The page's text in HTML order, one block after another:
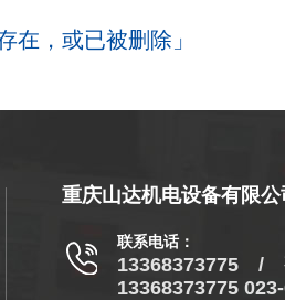
在，或已被删除 」
重庆山达机电设备有限公
联系电话：
13368373775 /
13368373775